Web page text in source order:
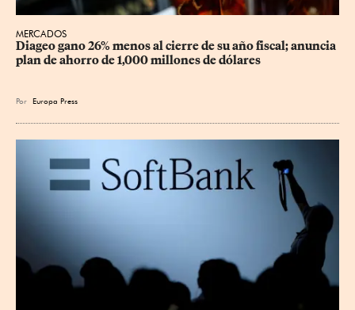
MERCADOS
Diageo gano 26% menos al cierre de su año fiscal; anuncia
plan de ahorro de 1,000 millones de dólares
Por Europa Press